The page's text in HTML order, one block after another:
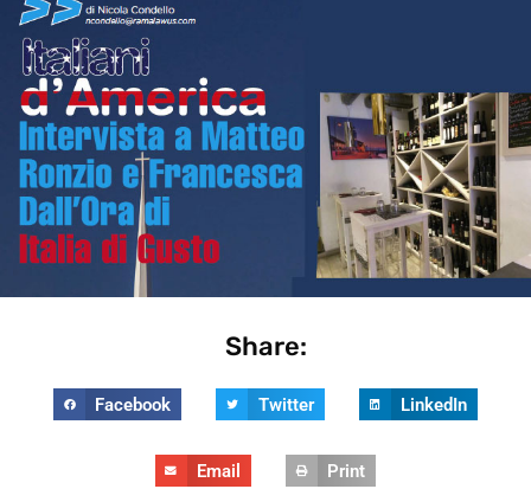
Share:
Facebook Twitter LinkedIn
Email Print